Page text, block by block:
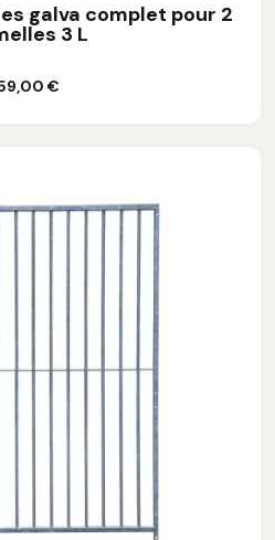
galva complet pour 2
3 L
€
au panier